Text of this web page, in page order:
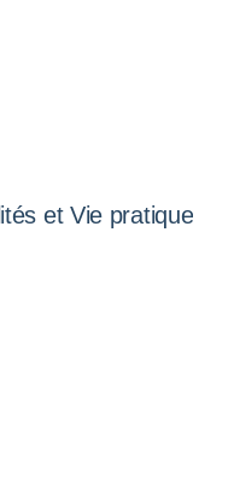
et Vie pratique